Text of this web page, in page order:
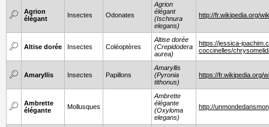
Agrion
élégant
Insectes Odonates
Agrion
élégant
(Ischnura
elegans)
http://fr.wikipedia.org/
Altise dorée Insectes Coléoptères
Altise dorée
(Crepidodera
aurea)
https://jessica-
coccinelles/
Amaryllis Insectes Papillons
Amaryllis
(Pyronia
tithonus)
https://fr.wikipedia.org/
Ambrette
élégante
Mollusques
Ambrette
élégante
(Oxyloma
elegans)
http://